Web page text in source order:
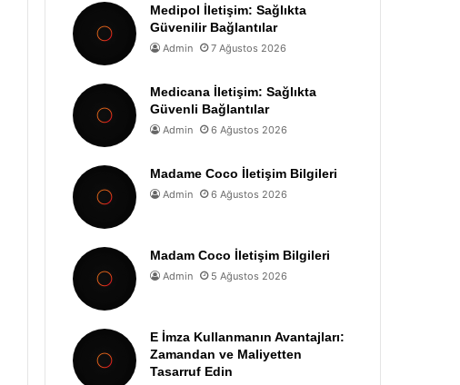
Medipol İletişim: Sağlıkta
Güvenilir Bağlantılar
Admin 7 Ağustos 2026
Medicana İletişim: Sağlıkta
Güvenli Bağlantılar
Admin 6 Ağustos 2026
Madame Coco İletişim Bilgileri
Admin 6 Ağustos 2026
Madam Coco İletişim Bilgileri
Admin 5 Ağustos 2026
E İmza Kullanmanın Avantajları:
Zamandan ve Maliyetten
Tasarruf Edin